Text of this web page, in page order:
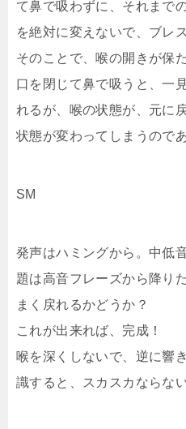
て鼻で吸わずに、それまで
を絶対に変えないで、ブレ
そのことで、喉の開きが保
口を閉じて鼻で吸うと、一
れるが、喉の状態が、元に
状態が変わってしまうのであ
SM
発声はハミングから。中低
題は高音フレーズから降り
まく戻れるかどうか？
これが出来れば、完成！
喉を深くしないで、逆に響
識すると、スカスカならな